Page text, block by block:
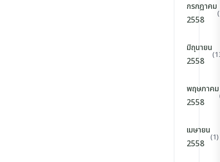
กรกฎาคม
2558
มิถุนายน
2558
พฤษภาคม
2558
เมษายน
2558
(1)